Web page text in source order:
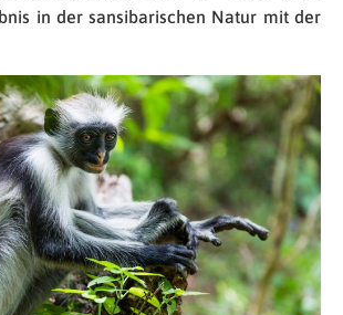
in der sansibarischen Natur mit der